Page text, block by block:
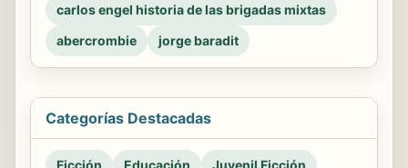
carlos engel historia de las brigadas mixtas
abercrombie
jorge baradit
Categorías Destacadas
Ficción Educación
Juvenil Ficción